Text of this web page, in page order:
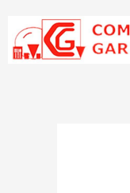
contenido